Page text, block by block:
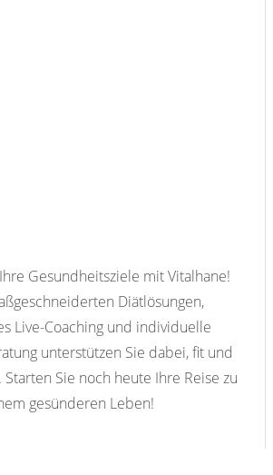
Gesundheitsziele mit Vitalhane!
Diätlösungen,
Live-Coaching und individuelle
unterstützen Sie dabei, fit und
Sie noch heute Ihre Reise zu
gesünderen Leben!